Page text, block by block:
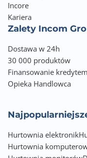
Incore
Kariera
Zalety Incom
Dostawa w 24h
30 000 produktów
Finansowanie
Opieka Handlowca
Hurtownia elektronik
Hurtownia